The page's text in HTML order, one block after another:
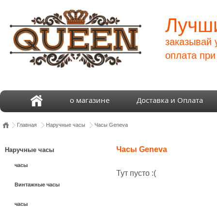
заказывай
оплата
о магазине Доставка и Оплата
Главная Наручные часы Часы Geneva
Наручные часы
часы
Винтажные часы
часы
Часы Geneva
Тут пусто :(